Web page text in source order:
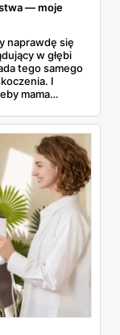
— moje
naprawdę się
w głębi
tego samego
I
mama
co sama
perfumy
Ceny
bywa lepszy